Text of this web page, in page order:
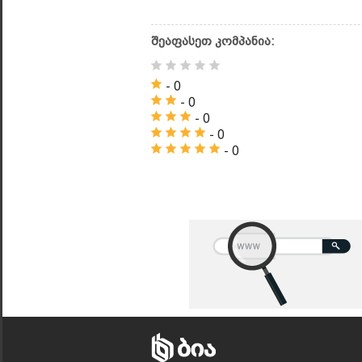
შეაფასეთ კომპანია:
- 0
- 0
- 0
- 0
- 0